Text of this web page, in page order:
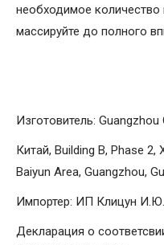
необходимое
массируйте до полного
Изготовитель:
Китай, Building B, Phase 2,
Baiyun Area, Guangzhou,
Импортер: ИП Клицун И.Ю.
Декларация о